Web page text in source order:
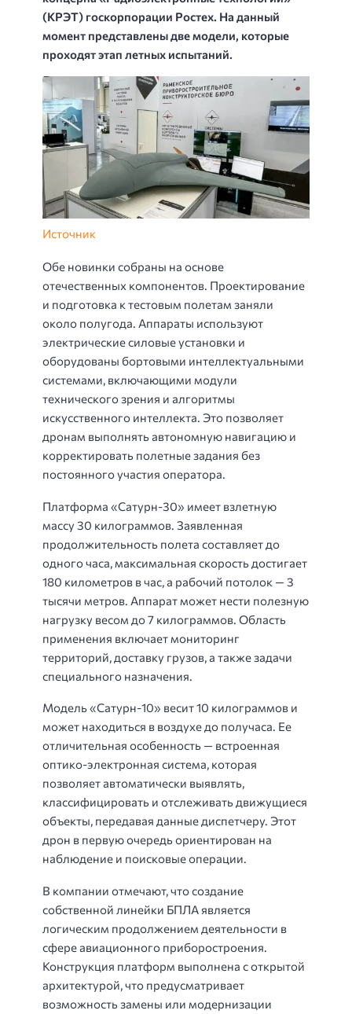
(КРЭТ) госкорпорации Ростех. На данный
момент представлены две модели, которые
проходят этап летных испытаний.
Источник
Обе новинки собраны на основе
отечественных компонентов. Проектирование
и подготовка к тестовым полетам заняли
около полугода. Аппараты используют
электрические силовые установки и
оборудованы бортовыми интеллектуальными
системами, включающими модули
технического зрения и алгоритмы
искусственного интеллекта. Это позволяет
дронам выполнять автономную навигацию и
корректировать полетные задания без
постоянного участия оператора.
Платформа «Сатурн-30» имеет взлетную
массу 30 килограммов. Заявленная
продолжительность полета составляет до
одного часа, максимальная скорость достигает
180 километров в час, а рабочий потолок — 3
тысячи метров. Аппарат может нести полезную
нагрузку весом до 7 килограммов. Область
применения включает мониторинг
территорий, доставку грузов, а также задачи
специального назначения.
Модель «Сатурн-10» весит 10 килограммов и
может находиться в воздухе до получаса. Ее
отличительная особенность — встроенная
оптико-электронная система, которая
позволяет автоматически выявлять,
классифицировать и отслеживать движущиеся
объекты, передавая данные диспетчеру. Этот
дрон в первую очередь ориентирован на
наблюдение и поисковые операции.
В компании отмечают, что создание
собственной линейки БПЛА является
логическим продолжением деятельности в
сфере авиационного приборостроения.
Конструкция платформ выполнена с открытой
архитектурой, что предусматривает
возможность замены или модернизации